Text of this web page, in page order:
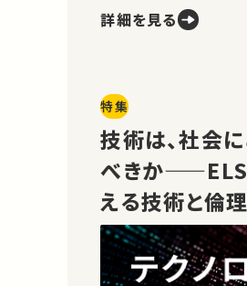
詳細を見る
特集
技術は、社会
べきか
える技術と倫